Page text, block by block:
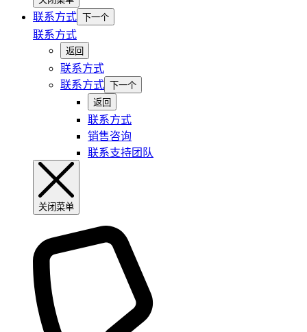
联系方式 下一个
联系方式
返回
联系方式
联系方式
下一个
返回
联系方式
销售咨询
联系支持团队
关闭菜单